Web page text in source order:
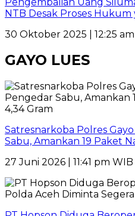
NTB Desak Proses Hukum
30 Oktober 2025 | 12:25
GAYO LUES
Satresnarkoba Polres
Sabu, Amankan 19 Paket
27 Juni 2026 | 11:41 pm WIB